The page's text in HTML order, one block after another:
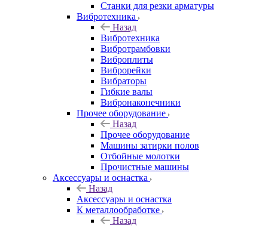
Станки для резки арматуры
Вибротехника
Назад
Вибротехника
Вибротрамбовки
Виброплиты
Виброрейки
Вибраторы
Гибкие валы
Вибронаконечники
Прочее оборудование
Назад
Прочее оборудование
Машины затирки полов
Отбойные молотки
Прочистные машины
Аксeccyapы и оснастка
Назад
Аксeccyapы и оснастка
К металлообработке
Назад